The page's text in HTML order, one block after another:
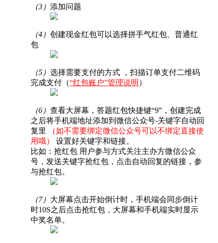
（3） 添加问题
（4） 创建现金红包可以选择拼手气红包、普通红
包
（5） 选择需要支付的方式 ，扫描订单支付二维码
完成支付（“红包账户”管理说明 ）
（6） 查看大屏幕，答题红包快捷键“9”，创建完成
之后将手机端地址添加到微信公众号-关键字自动回
复里
（如不需要绑定微信公众号可以不绑定直接使
用哦） 设置好关键字和链接。
比如：抢红包 用户参与方式关注主办方微信公众
号，发送关键字抢红包，点击自动回复的链接，参
与抢红包。
（7） 大屏幕点击开始倒计时，手机端会同步倒计
时10S之后点击抢红包，大屏幕和手机端实时显示
中奖名单。